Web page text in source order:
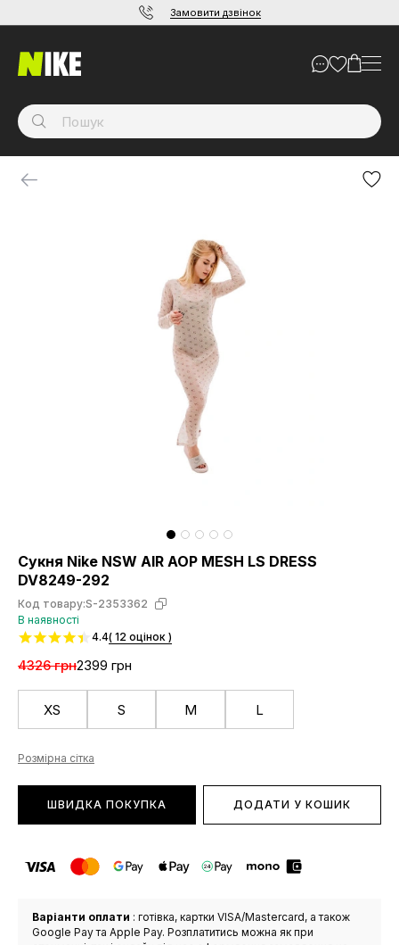
Замовити дзвінок
Сукня Nike NSW AIR AOP MESH LS DRESS
DV8249-292
Код товару:S-2353362
В наявності
4.4( 12 оцінок )
4326 грн2399 грн
XS S M L
Розмірна сітка
ШВИДКА ПОКУПКА ДОДАТИ У КОШИК
Варіанти оплати : готівка, картки VISA/Mastercard, а також
Google Pay та Apple Pay. Розплатитись можна як при